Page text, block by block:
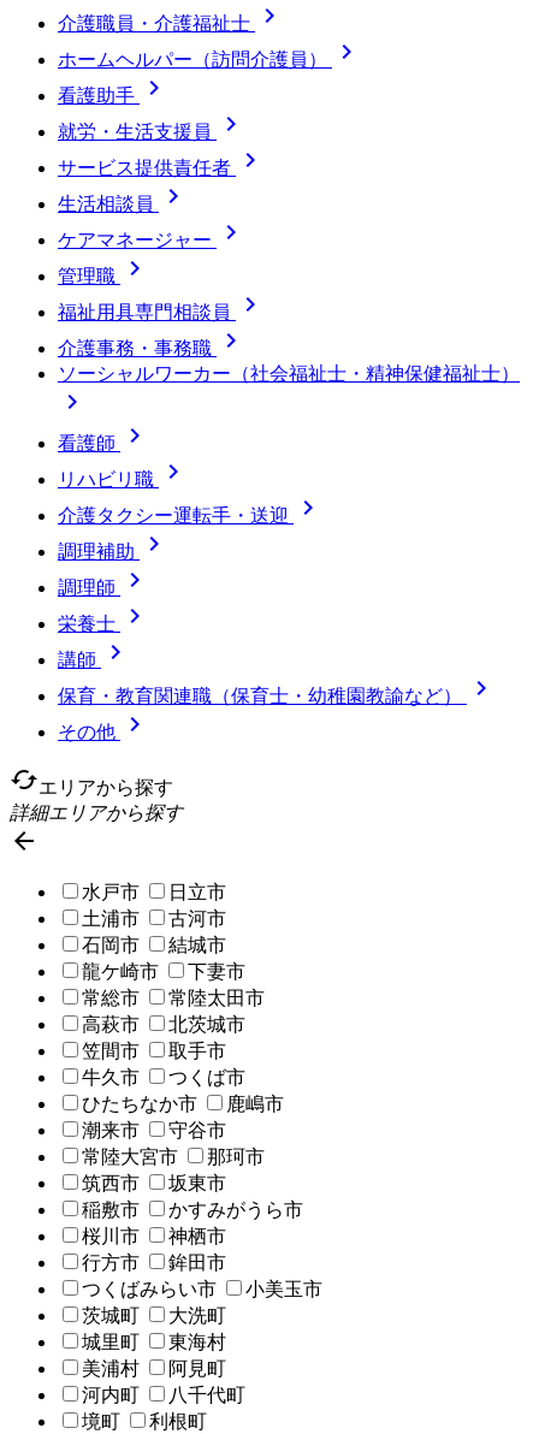
介護職員・介護福祉士 
ホームヘルパー（訪問介護員） 
看護助手 
就労・生活支援員 
サービス提供責任者 
生活相談員 
ケアマネージャー 
管理職 
福祉用具専門相談員 
介護事務・事務職 
ソーシャルワーカー（社会福祉士・精神保健福祉士）

看護師 
リハビリ職 
介護タクシー運転手・送迎 
調理補助 
調理師 
栄養士 
講師 
保育・教育関連職（保育士・幼稚園教諭など） 
その他

cachedエリアから探す
詳細エリアから探す

水戸市
日立市
土浦市
古河市
石岡市
結城市
龍ケ崎市
下妻市
常総市
常陸太田市
高萩市
北茨城市
笠間市
取手市
牛久市
つくば市
ひたちなか市
鹿嶋市
潮来市
守谷市
常陸大宮市
那珂市
筑西市
坂東市
稲敷市
かすみがうら市
桜川市
神栖市
行方市
鉾田市
つくばみらい市
小美玉市
茨城町
大洗町
城里町
東海村
美浦村
阿見町
河内町
八千代町
境町
利根町